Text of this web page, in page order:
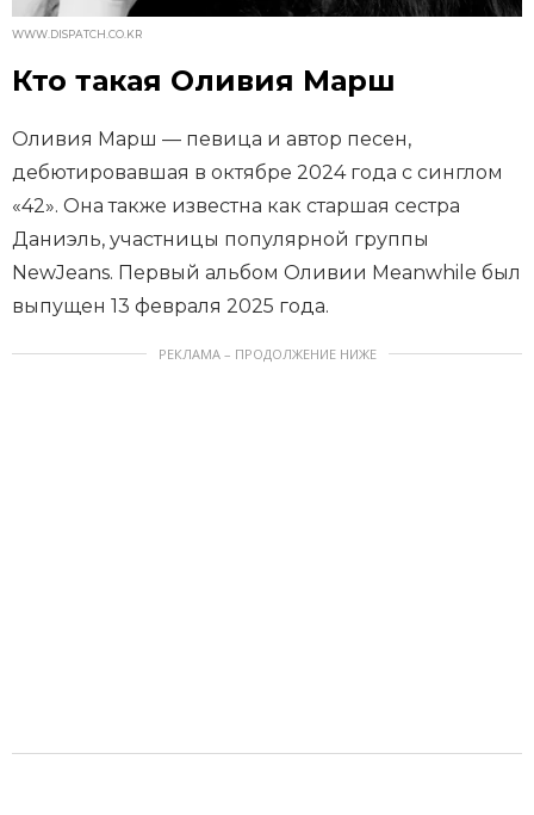
WWW.DISPATCH.CO.KR
Кто такая Оливия Марш
Оливия Марш — певица и автор песен,
дебютировавшая в октябре 2024 года с синглом
«42». Она также известна как старшая сестра
Даниэль, участницы популярной группы
NewJeans. Первый альбом Оливии Meanwhile был
выпущен 13 февраля 2025 года.
РЕКЛАМА – ПРОДОЛЖЕНИЕ НИЖЕ